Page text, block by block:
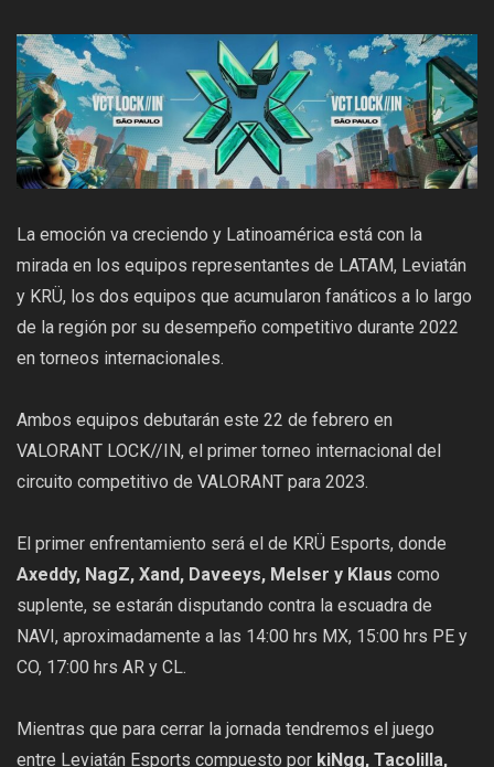
La emoción va creciendo y Latinoamérica está con la
mirada en los equipos representantes de LATAM, Leviatán
y KRÜ, los dos equipos que acumularon fanáticos a lo largo
de la región por su desempeño competitivo durante 2022
en torneos internacionales.
Ambos equipos debutarán este 22 de febrero en
VALORANT LOCK//IN, el primer torneo internacional del
circuito competitivo de VALORANT para 2023.
El primer enfrentamiento será el de KRÜ Esports, donde
Axeddy, NagZ, Xand, Daveeys, Melser y Klaus como
suplente, se estarán disputando contra la escuadra de
NAVI, aproximadamente a las 14:00 hrs MX, 15:00 hrs PE y
CO, 17:00 hrs AR y CL.
Mientras que para cerrar la jornada tendremos el juego
entre Leviatán Esports compuesto por kiNgg, Tacolilla,